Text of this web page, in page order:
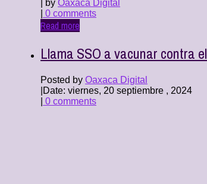
| by Oaxaca Digital
0 comments
Read more
Llama SSO a vacunar contra
Posted by Oaxaca Digital
Date: viernes, 20 septiembre , 2024
0 comments